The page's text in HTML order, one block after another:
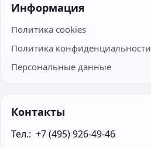
Информация
Политика cookies
Политика конфиденциальности
Персональные данные
Контакты
Тел.:  +7 (495) 926-49-46